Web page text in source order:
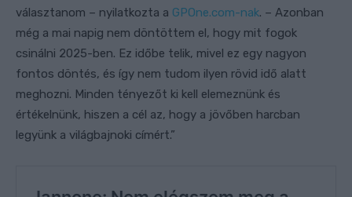
választanom – nyilatkozta a GPOne.com-nak. – Azonban
még a mai napig nem döntöttem el, hogy mit fogok
csinálni 2025-ben. Ez időbe telik, mivel ez egy nagyon
fontos döntés, és így nem tudom ilyen rövid idő alatt
meghozni. Minden tényezőt ki kell elemeznünk és
értékelnünk, hiszen a cél az, hogy a jövőben harcban
legyünk a világbajnoki címért.”